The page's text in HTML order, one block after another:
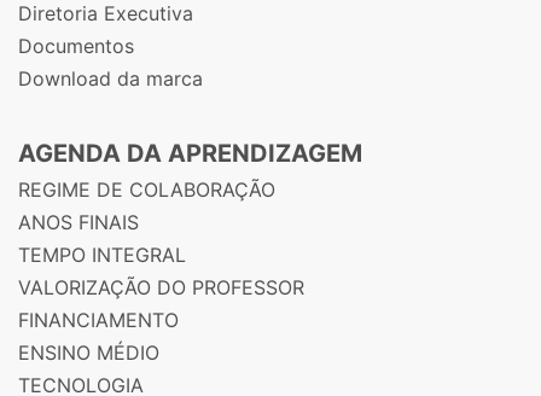
Diretoria Executiva
Documentos
Download da marca
AGENDA DA APRENDIZAGEM
REGIME DE COLABORAÇÃO
ANOS FINAIS
TEMPO INTEGRAL
VALORIZAÇÃO DO PROFESSOR
FINANCIAMENTO
ENSINO MÉDIO
TECNOLOGIA